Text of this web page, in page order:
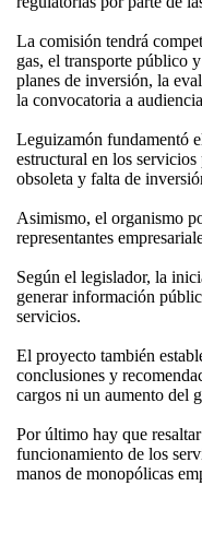
La comisión tendrá
gas, el transporte público
planes de inversión, la
la convocatoria a
Leguizamón fundamentó
estructural en los
obsoleta y falta de
Asimismo, el organismo
representantes
Según el legislador, la
generar información
servicios.
El proyecto también
conclusiones y
cargos ni un aumento del
Por último hay que
funcionamiento de los
manos de monopólicas